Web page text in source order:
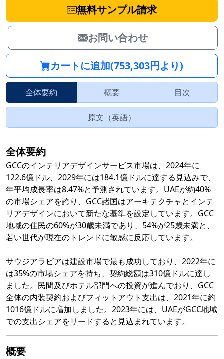
無料サンプル請求
お問い合わせ
カートに追加(753,303円より)
全体要約 概要 目次
原文（英語）
全体要約
GCCのインテリアデザインサービス市場は、2024年に
122.6億ドル、2029年には184.1億ドルに達する見込みで、
年平均成長率は8.47%と予測されています。UAEが約40%
の市場シェアを誇り、GCC諸国はアーキテクチャとインテ
リアデザインにおいて新たな基準を設定しています。GCC
地域の住民の60%が30歳未満であり、54%が25歳未満と、
若い世代が現在のトレンドに敏感に反応しています。
サウジアラビアは建設市場で最も成功しており、2022年に
は35%の市場シェアを持ち、契約総額は310億ドルに達し
ました。民間及びホテル部門への投資が進んでおり、GCC
全体の内装契約およびフィットアウト支出は、2021年に約
1016億ドルに増加しました。2023年には、UAEがGCC地域
での支出シェアをリードすると見込まれています。
概要